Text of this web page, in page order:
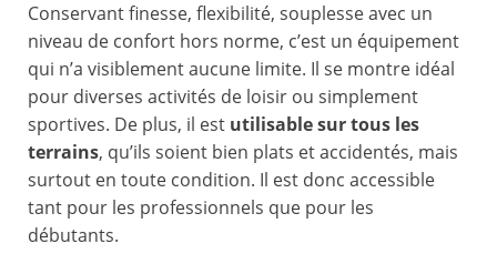
Conservant finesse, flexibilité, souplesse avec un
niveau de confort hors norme, c’est un équipement
qui n’a visiblement aucune limite. Il se montre idéal
pour diverses activités de loisir ou simplement
sportives. De plus, il est utilisable sur tous les
terrains, qu’ils soient bien plats et accidentés, mais
surtout en toute condition. Il est donc accessible
tant pour les professionnels que pour les
débutants.